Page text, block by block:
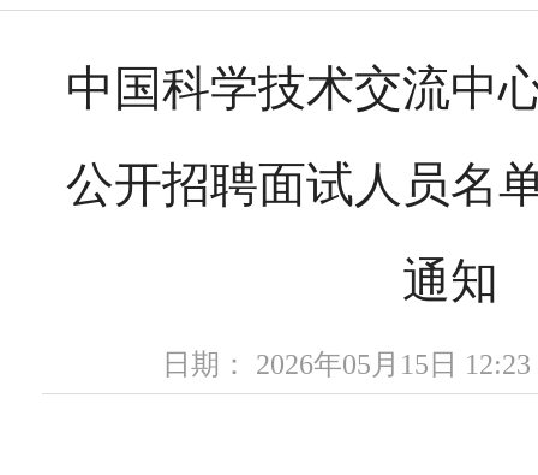
中国科学技术交流中
公开招聘面试人员名
通知
日期： 2026年05月15日